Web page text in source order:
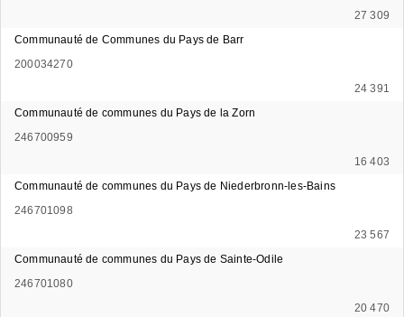
27 309
Communauté de Communes du Pays de Barr
200034270
24 391
Communauté de communes du Pays de la Zorn
246700959
16 403
Communauté de communes du Pays de Niederbronn-les-Bains
246701098
23 567
Communauté de communes du Pays de Sainte-Odile
246701080
20 470